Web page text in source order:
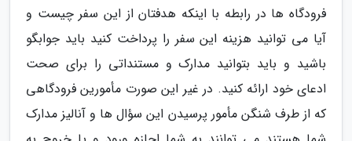
فرودگاه ها در رابطه با اینکه هدفتان از این سفر چیست و
آیا می توانید هزینه این سفر را پرداخت کنید باید جوابگو
باشید و باید بتوانید مدارک و مستنداتی را برای صحت
ادعای خود ارائه کنید. در غیر این صورت مأمورین فرودگاهی
که از طرف شنگن مأمور پرسیدن این سؤال ها و آنالیز مدارک